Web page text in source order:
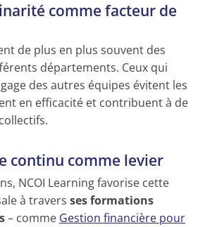
comme facteur de
de plus en plus souvent des
départements. Ceux qui
des autres équipes évitent les
en efficacité et contribuent à de
continu comme levier
NCOI Learning favorise cette
à travers ses formations
– comme Gestion financière pour